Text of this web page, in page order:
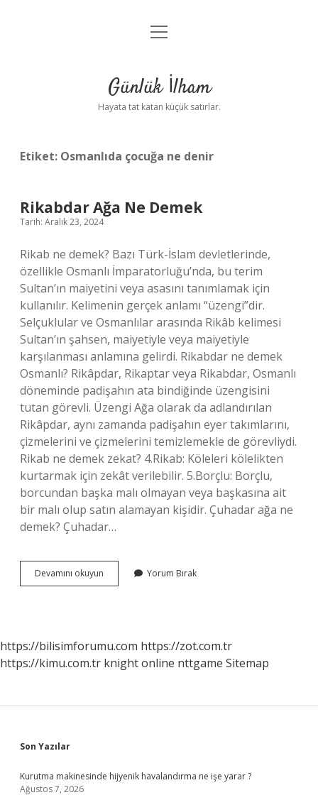
Anasayfa
Yasal Uyarı
menüyü
Günlük İlham
Hayata tat katan küçük satırlar.
Etiket: Osmanlıda çocuğa ne denir
Rikabdar Ağa Ne Demek
Tarih: Aralık 23, 2024
Rikab ne demek? Bazı Türk-İslam devletlerinde,
özellikle Osmanlı İmparatorluğu’nda, bu terim
Sultan’ın maiyetini veya asasını tanımlamak için
kullanılır. Kelimenin gerçek anlamı “üzengi”dir.
Selçuklular ve Osmanlılar arasında Rikâb kelimesi
Sultan’ın şahsen, maiyetiyle veya maiyetiyle
karşılanması anlamına gelirdi. Rikabdar ne demek
Osmanlı? Rikâpdar, Rikaptar veya Rikabdar, Osmanlı
döneminde padişahın ata bindiğinde üzengisini
tutan görevli. Üzengi Ağa olarak da adlandırılan
Rikâpdar, aynı zamanda padişahın eyer takımlarını,
çizmelerini ve çizmelerini temizlemekle de görevliydi.
Rikab ne demek zekat? 4.Rikab: Köleleri kölelikten
kurtarmak için zekât verilebilir. 5.Borçlu: Borçlu,
borcundan başka malı olmayan veya başkasına ait
bir malı olup satın alamayan kişidir. Çuhadar ağa ne
demek? Çuhadar…
Devamını okuyun Rikabdar
Ağa
Yorum Bırak
https://bilisimforumu.com https://zot.com.tr
https://kimu.com.tr knight online nttgame Sitemap
Sidebar
Son Yazılar
Kurutma makinesinde hijyenik havalandırma ne işe yarar ?
Ağustos 7, 2026